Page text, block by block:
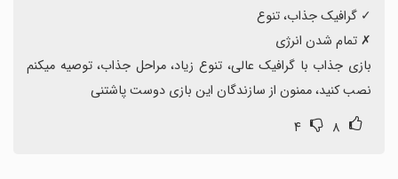
نصب کنید، ممنون از سازندگان این بازی دوست پاشتنی
۸ ۴